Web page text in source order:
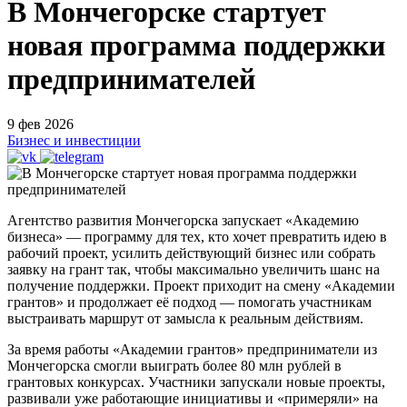
В Мончегорске стартует
новая программа поддержки
предпринимателей
9 фев 2026
Бизнес и инвестиции
Агентство развития Мончегорска запускает «Академию
бизнеса» — программу для тех, кто хочет превратить идею в
рабочий проект, усилить действующий бизнес или собрать
заявку на грант так, чтобы максимально увеличить шанс на
получение поддержки. Проект приходит на смену «Академии
грантов» и продолжает её подход — помогать участникам
выстраивать маршрут от замысла к реальным действиям.
За время работы «Академии грантов» предприниматели из
Мончегорска смогли выиграть более 80 млн рублей в
грантовых конкурсах. Участники запускали новые проекты,
развивали уже работающие инициативы и «примеряли» на